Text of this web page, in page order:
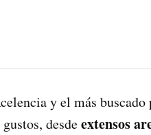
y el más buscado
desdeextensos